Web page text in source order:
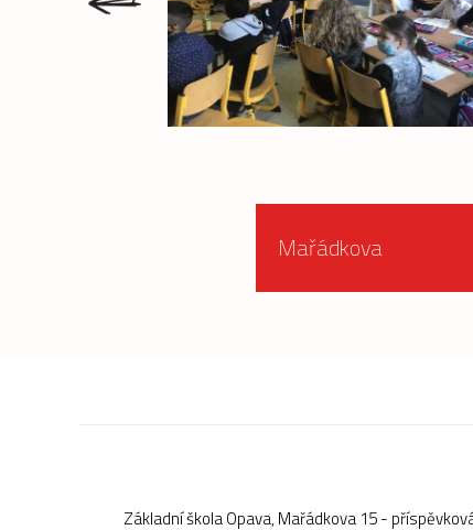
Mařádkova
Základní škola Opava, Mařádkova 15 -